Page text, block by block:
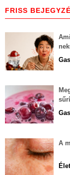
FRISS
A